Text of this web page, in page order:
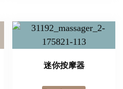
迷你按摩器